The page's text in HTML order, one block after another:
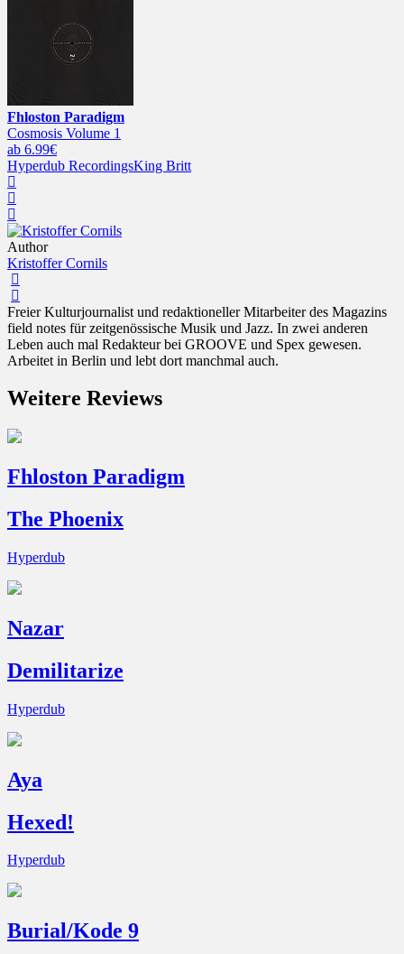
Fhloston Paradigm
Cosmosis Volume 1
ab 6.99€
Hyperdub RecordingsKing Britt
Author
Kristoffer Cornils
Freier Kulturjournalist und redaktioneller Mitarbeiter des Magazins
field notes für zeitgenössische Musik und Jazz. In zwei anderen
Leben auch mal Redakteur bei GROOVE und Spex gewesen.
Arbeitet in Berlin und lebt dort manchmal auch.
Weitere Reviews
Fhloston Paradigm
The Phoenix
Hyperdub
Nazar
Demilitarize
Hyperdub
Aya
Hexed!
Hyperdub
Burial/Kode 9